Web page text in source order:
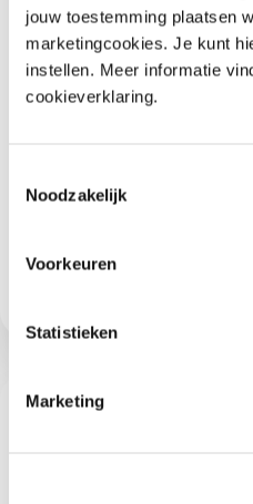
jouw toestemming plaatsen
marketingcookies. Je kunt
instellen. Meer informatie
cookieverklaring.
Noodzakelijk
Voorkeuren
Statistieken
Marketing
Groepsapp
Konnect
Dagverslagen,
berichten,
planning en